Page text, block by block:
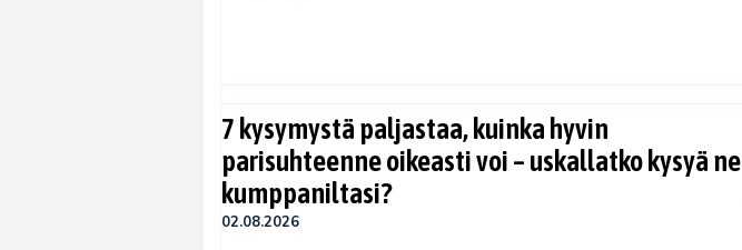
7 kysymystä paljastaa, kuinka hyvin
parisuhteenne oikeasti voi – uskallatko kysyä ne
kumppaniltasi?
02.08.2026